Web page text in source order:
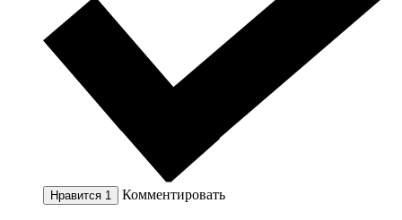
Нравится 1 Комментировать